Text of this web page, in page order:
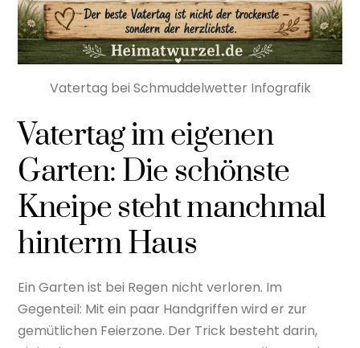
Vatertag bei Schmuddelwetter Infografik
Vatertag im eigenen
Garten: Die schönste
Kneipe steht manchmal
hinterm Haus
Ein Garten ist bei Regen nicht verloren. Im
Gegenteil: Mit ein paar Handgriffen wird er zur
gemütlichen Feierzone. Der Trick besteht darin,